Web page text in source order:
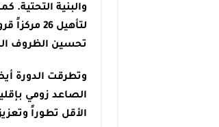
والبنية التحتية.
تحسين الظروف
وتطرقت الدورة
الأقل تطوراً